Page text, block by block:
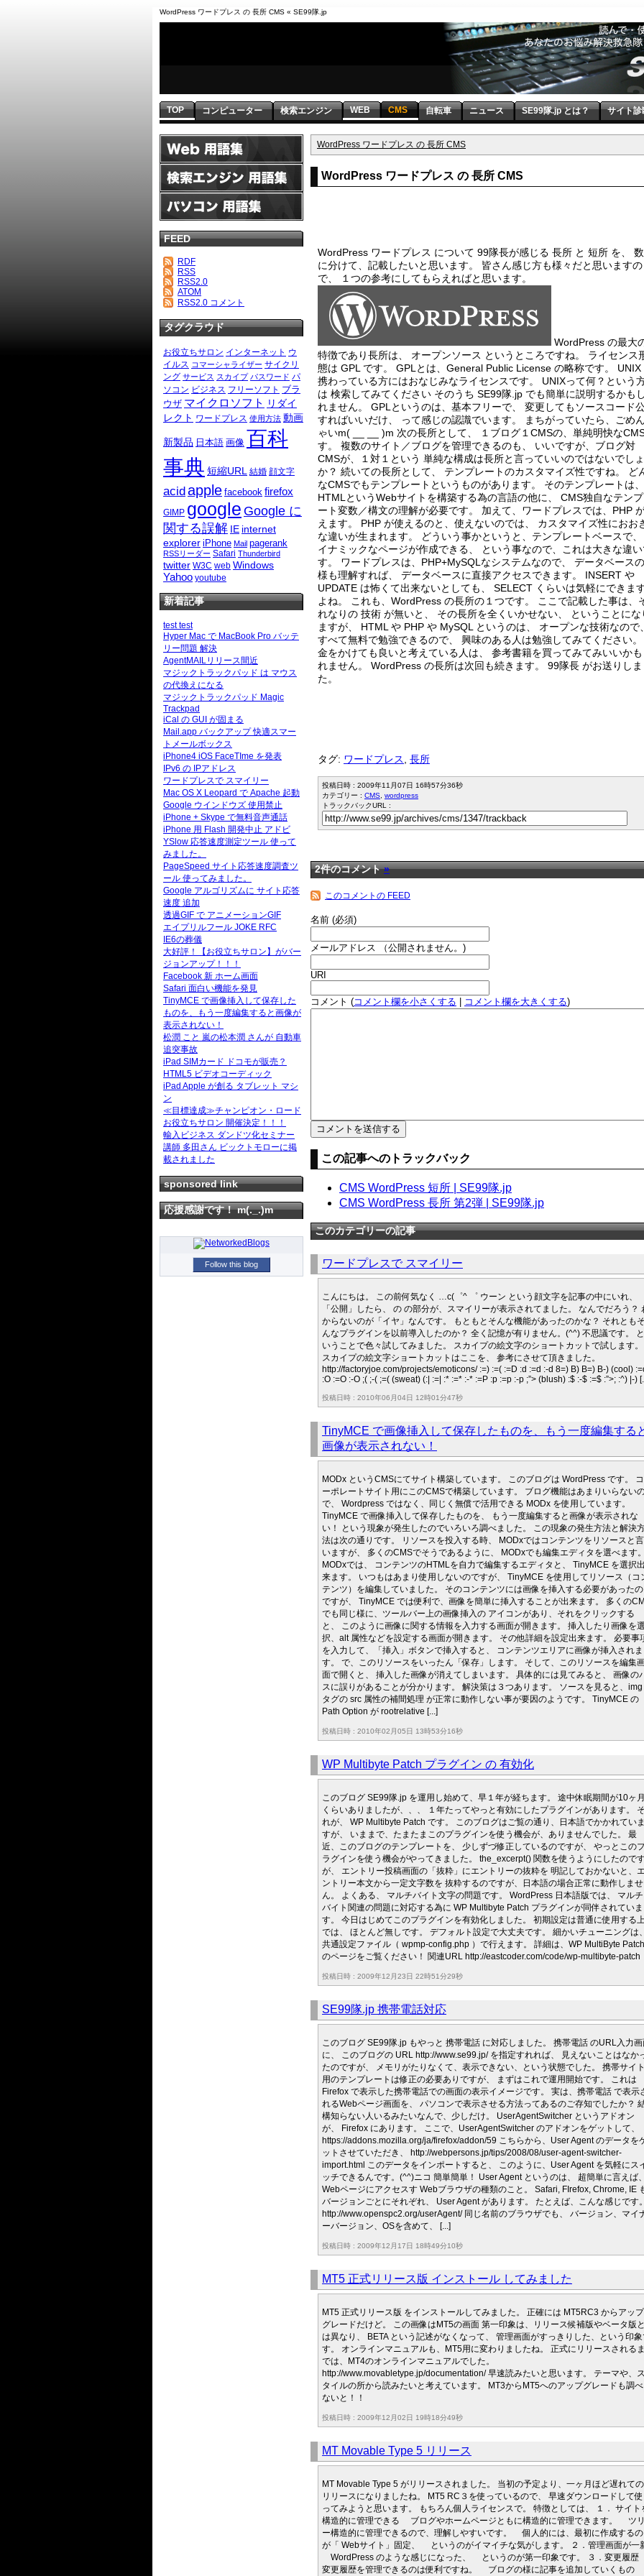
WordPress ワードプレス の 長所 CMS « SE99隊.jp
TOP コンピューター 検索エンジン WEB CMS 自転車 ニュース SE99隊.jp とは？ サイト診
WordPress ワードプレス の 長所 CMS
WordPress ワードプレス の 長所 CMS
WordPress ワードプレス について 99隊長が感じる 長所 と 短所 を、
に分けて、記載したいと思います。 皆さん感じ方も様々だと思いますの
で、 １つの参考にしてもらえればと思います。
WordPress の最大
特徴であり長所は、 オープンソース というところですね。 ライセンス
態は GPL です。 GPLとは、General Public License の略称です。 UNIX
携わっている方にはおなじみなライセンスです。 UNIXって何？という
は 検索してみてください そのうち SE99隊.jp でも簡単に説明するかもし
れません。 GPLというのは、基本フリーで、 変更してもソースコード
すればいいだけ、 って感じの認識でいます。 まちがっていたら、ごめ
ゃいm( __ __ )m 次の長所として、 １ブログ１CMSの、単純明快な
す。 複数のサイト／ブログを管理できるのも、 いいですが、ブログ対
CMSが、１対１という 単純な構成は長所と言っていいのではないでし
か？ 続いての長所として、 テンプレートのカスタマイズ性ですね。 ど
なCMSでもテンプレートというものがあります。 そのテンプレートは、
HTMLというWebサイトを構築する為の言語の他に、 CMS独自なテン
ート変数／構文の理解が必要です。 加えて、ワードプレスでは、PHP
えます。 PHP が使えるのと、使えないのでは、 カスタマイズ性におお
な違いが生まれます。 どういう事かというと、テンプレートベースで
イナミックなページが作成できる、 という事なので、これは大きな違
す。 ワードプレスは、PHP+MySQLなシステムなので、 データベース
様も理解すれば、 データベースに直接アクセスできます。 INSERT や
UPDATE は怖くて出来ないとしても、 SELECT くらいは気軽にできま
よね。 これも、WordPress の長所の１つです。 ここで記載した事は、
れなりの 技術 が無いと、 その長所を全くいかせない、 ということにな
ますが、 HTML や PHP や MySQL というのは、 オープンな技術なので、
すべて無料で勉強できるので、 興味のある人は勉強してみてください。
金をかけても良いと考えている人は、 参考書籍を買ってみてみいいかも
れません。 WordPress の長所は次回も続きます。 99隊長 がお送りしま
た。
タグ: ワードプレス 長所
投稿日時 : 2009年11月07日 16時57分36秒
カテゴリー : CMS wordpress
トラックバックURL :
2件のコメント»
このコメントの FEED
名前 (必須)
メールアドレス （公開されません。)
URI
コメント (コメント欄を小さくする コメント欄を大きくする)
この記事へのトラックバック
CMS WordPress 短所 | SE99隊.jp
CMS WordPress 長所 第2弾 | SE99隊.jp
このカテゴリーの記事
ワードプレスで スマイリー
こんにちは。 この前何気なく …c(゜^ ゜ ウーン という顔文字を記事の中にいれ、
「公開」したら、 の の部分が、スマイリーが表示されてました。 なんでだろう？
からないのが「イヤ」なんです。 もともとそんな機能があったのかな？ それともそ
んなプラグインを以前導入したのか？ 全く記憶が有りません。(^^) 不思議です。 と
いうことで色々試してみました。 スカイプの絵文字のショートカットで試します。
スカイプの絵文字ショートカットはここを、 参考にさせて頂きました。
http://factoryjoe.com/projects/emoticons/ :=) :=( :=D :d :=d :-d 8=) B) B=) B-) (cool)
:O :=O :-O ;( ;-( ;=( (sweat) (:| :=| :* :=* :-* :=P :p :=p :-p ;”> (blush) :$ :-$ :=$ :”>; :^) |-)
投稿日時 : 2010年06月04日 12時01分47秒
TinyMCE で画像挿入して保存したものを、もう一度編集する
画像が表示されない！
MODx というCMSにてサイト構築しています。 このブログは WordPress です。 コ
ーポレートサイト用にこのCMSで構築しています。 ブログ機能はあまりいらない
で、 Wordpress ではなく、同じく無償で活用できる MODx を使用しています。
TinyMCE で画像挿入して保存したものを、 もう一度編集すると画像が表示されな
い！ という現象が発生したのでいろいろ調べました。 この現象の発生方法と解決
法は次の通りです。 リソースを投入する時、 MODxではコンテンツをリソースと言
いますが、 多くのCMSでそうであるように、 MODxでも編集エディタを選べます。
MODxでは、 コンテンツのHTMLを自力で編集するエディタと、 TinyMCE を選択出
来ます。 いつもはあまり使用しないのですが、 TinyMCE を使用してリソース（コ
テンツ）を編集していました。 そのコンテンツには画像を挿入する必要があったの
ですが、 TinyMCE では便利で、画像を簡単に挿入することが出来ます。 多くの
でも同じ様に、ツールバー上の画像挿入の アイコンがあり、それをクリックする
と、 このように画像に関する情報を入力する画面が開きます。 挿入したり画像を選
択、alt 属性などを設定する画面が開きます。 その他詳細を設定出来ます。 必要事
を入力して、「挿入」ボタンで挿入すると、 コンテンツエリアに画像が挿入されま
す。 で、このリソースをいったん「保存」します。 そして、このリソースを編集
面で開くと、 挿入した画像が消えてしまいます。 具体的には見てみると、 画像の
スに誤りがあることが分かります。 解決策は３つあります。 ソースを見ると、img
タグの src 属性の補間処理 が正常に動作しない事が要因のようです。 TinyMCE の
Path Option が rootrelative [...]
投稿日時 : 2010年02月05日 13時53分16秒
WP Multibyte Patch プラグイン の 有効化
このブログ SE99隊.jp を運用し始めて、早１年が経ちます。 途中休眠期間が10ヶ月
くらいありましたが、、、 １年たってやっと有効にしたプラグインがあります。 そ
れが、 WP Multibyte Patch です。 このブログはご覧の通り、日本語でかかれていま
すが、 いままで、たまたまこのプラグインを使う機会が、ありませんでした。 最
近、このブログのテンプレートを、 少しずづ修正しているのですが、 やっとこの
ラグインを使う機会がやってきました。 the_excerpt() 関数を使うようにしたので
が、 エントリー投稿画面の「抜粋」にエントリーの抜粋を 明記しておかないと、
ントリー本文から一定文字数を 抜粋するのですが、日本語の場合正常に動作しませ
ん。 よくある、 マルチバイト文字の問題です。 WordPress 日本語版では、 マルチ
バイト関連の問題に対応する為に WP Multibyte Patch プラグインが同伴されていま
す。 今日はじめてこのプラグインを有効化しました。 初期設定は普通に使用する
では、 ほとんど無しです。 デフォルト設定で大丈夫です。 細かいチューニングは、
共通設定ファイル（ wpmp-config.php ）で行えます。 詳細は、WP MultiByte Patch
のページをご覧ください！ 関連URL http://eastcoder.com/code/wp-multibyte-patch
投稿日時 : 2009年12月23日 22時51分29秒
SE99隊.jp 携帯電話対応
このブログ SE99隊.jp もやっと 携帯電話 に対応しました。 携帯電話 のURL入力
に、 このブログの URL http://www.se99.jp/ を指定すれれば、 見えないことはなか
たのですが、 メモリがたりなくて、表示できない、という状態でした。 携帯サイト
用のテンプレートは修正の必要ありですが、 まずはこれで運用開始です。 これは
Firefox で表示した携帯電話での画面の表示イメージです。 実は、携帯電話 で表示
れるWebページ画面を、 パソコンで表示させる方法ってあるのご存知でしたか？
構知らない人いるみたいなんで、少しだけ。 UserAgentSwitcher というアドオン
が、 Firefox にあります。 ここで、UserAgentSwitcher のアドオンをゲットして、
https://addons.mozilla.org/ja/firefox/addon/59 こちらから、User Agent のデータを
ットさせていただき、 http://webpersons.jp/tips/2008/08/user-agent-switcher-
import.html このデータをインポートすると、 このように、User Agent を気軽にス
ッチできるんです。(^^)ニコ 簡単簡単！ User Agent というのは、 超簡単に言えば、
Webページにアクセスす Webブラウザの種類のこと。 Safari, FIrefox, Chrome, IE
バージョンごとにそれぞれ、 User Agent があります。 たとえば、こんな感じです。
http://www.openspc2.org/userAgent/ 同じ名前のブラウザでも、 バージョン、マイ
ーバージョン、OSを含めて、 [...]
投稿日時 : 2009年12月17日 18時49分10秒
MT5 正式リリース版 インストール してみました
MT5 正式リリース版 をインストールしてみました。 正確には MT5RC3 からアップ
グレードだけど。 この画像はMT5の画面 第一印象は、リリース候補版やベータ版と
は異なり、 BETA という記述がなくなって、 管理画面がすっきりした、という印
す。 オンラインマニュアルも、MT5用に変わりましたね。 正式にリリースされるま
では、MT4のオンラインマニュアルでした。
http://www.movabletype.jp/documentation/ 早速読みたいと思います。 テーマや、ス
タイルの所から読みたいと考えています。 MT3からMT5へのアップグレードも調べ
ないと！！
投稿日時 : 2009年12月02日 19時18分49秒
MT Movable Type 5 リリース
MT Movable Type 5 がリリースされました。 当初の予定より、一ヶ月ほど遅れての
リリースになりましたね。 MT5 RC３を使っているので、 早速ダウンロードして使
ってみようと思います。 もちろん個人ライセンスで。 特徴としては、 １． サイト
構造的に管理できる ブログやホームページともに構造的に管理できます。 ツリ
ー構造的に管理できるので、理解しやすいです。 個人的には、最初に作成するの
が「 Webサイト」固定、 というのがイマイチな気がします。 ２．管理画面が一
WordPress のような感じになった、 というのが第一印象です。 ３．変更履歴
変更履歴を管理できるのは便利ですね。 ブログの様に記事を追加していくもの
FEED
RDF
RSS
RSS2.0
ATOM
RSS2.0 コメント
タグクラウド
お役立ちサロン インターネット ウ
イルス コマーシャライザー サイクリ
ング サービス スカイプ パスワード パ
ソコン ビジネス フリーソフト ブラ
ウザ マイクロソフト
リダイ
レクト ワードプレス 使用方法 動画
新製品 日本語 画像 百科
事典 短縮URL 結婚 顔文字
acidapple facebook firefox
GIMP google Google に
関する誤解 IE internet
explorer iPhone Mail pagerank
RSSリーダー Safari Thunderbird
twitter W3C web Windows
Yahoo youtube
新着記事
test test
Hyper Mac で MacBook Pro バッテ
リー問題 解決
AgentMAILリリース間近
マジックトラックパッド は マウス
の代換えになる
マジックトラックパッド Magic
Trackpad
iCal の GUI が固まる
Mail.app バックアップ 快適スマー
トメールボックス
iPhone4 iOS FaceTIme を発表
IPv6 の IPアドレス
ワードプレスで スマイリー
Mac OS X Leopard で Apache 起動
Google ウインドウズ 使用禁止
iPhone + Skype で無料音声通話
iPhone 用 Flash 開発中止 アドビ
YSlow 応答速度測定ツール 使って
みました。
PageSpeed サイト応答速度調査ツ
ール 使ってみました。
Google アルゴリズムに サイト応答
速度 追加
透過GIF で アニメーションGIF
エイプリルフール JOKE RFC
IE6の葬儀
大好評！【お役立ちサロン】がバー
ジョンアップ！！！
Facebook 新 ホーム画面
Safari 面白い機能を発見
TinyMCE で画像挿入して保存した
ものを、もう一度編集すると画像が
表示されない！
松潤 こと 嵐の松本潤 さんが 自動車
追突事故
iPad SIMカード ドコモが販売？
HTML5 ビデオコーディック
iPad Apple が創る タブレット マシ
ン
≪目標達成≫チャンピオン・ロード
お役立ちサロン 開催決定！！！
輸入ビジネス ダンドツ化セミナー
講師 多田さん ビックトモローに掲
載されました
sponsored link
応援感謝です！ m(._.)m
Follow this blog